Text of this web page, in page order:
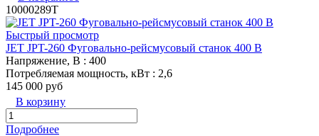
10000289T
Быстрый просмотр
JET JPT-260 Фуговально-рейсмусовый станок 400 В
Напряжение, В : 400
Потребляемая мощность, кВт : 2,6
145 000 руб
В корзину
Подробнее